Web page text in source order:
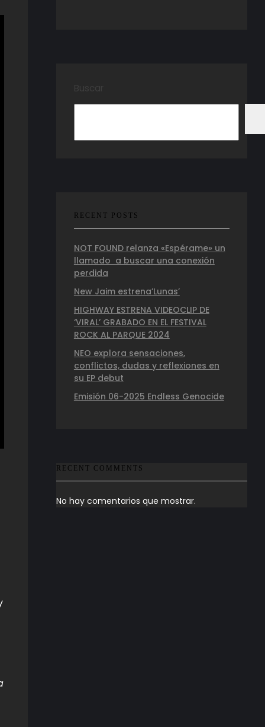
RECENT POSTS
NOT FOUND relanza «Espérame» un
llamado a buscar una conexión
perdida
New Jaim estrena’Lunas’
HIGHWAY ESTRENA VIDEOCLIP DE
‘VIRAL’ GRABADO EN EL FESTIVAL
ROCK AL PARQUE 2024
NEO explora sensaciones,
conflictos, dudas y reflexiones en
su EP debut
Emisión 06-2025 Endless Genocide
RECENT COMMENTS
No hay comentarios que mostrar.